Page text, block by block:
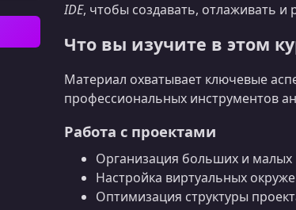
IDE, чтобы создавать, отлаживать
Что вы изучите в этом
Материал охватывает ключевые
профессиональных инструментов
Работа с проектами
Организация больших и малых
Настройка виртуальных
Оптимизация структуры